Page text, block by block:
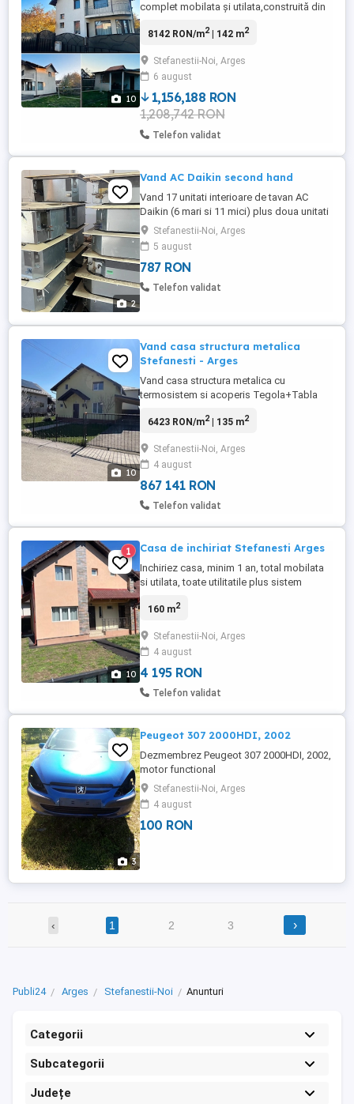
10
complet mobilata și utilata,construită din
exterior. Casa dispune și de mansardă
dispune de următoarele facilități: -
suprafață casă:142 mp; - 3 dormitoare (la
etaj); - living; - bucătărie; - ...
8142 RON/m2| 142 m2
Stefanestii-Noi, Arges
6 august
1,156,188 RON
1,208,742 RON
Telefon validat
2
Vand AC Daikin second hand
Vand 17 unitati interioare de tavan AC
Daikin (6 mari si 11 mici) plus doua unitati
exterioare (una mare si una mica). Toate
provin dintr-un system functional dintr-un
spatiu comercial. Unitatea externa mare
are parti lipsa din partea electrica si se
vinde ca defecta, iar unele unitati
Stefanestii-Noi, Arges
5 august
787 RON
Telefon validat
10
Vand casa structura metalica
Stefanesti - Arges
Vand casa structura metalica cu
termosistem si acoperis Tegola+Tabla
beton cu gresie si balustrada fier forjat.
interior celulare, Usa terasa PVC. Centrala
proprie, calorifere, termostat Wi-Fi parter
si capete termostatate ...
6423 RON/m2| 135 m2
Stefanestii-Noi, Arges
4 august
867 141 RON
Telefon validat
10
1 Casa de inchiriat Stefanesti Arges
Inchiriez casa, minim 1 an, total mobilata
si utilata, toate utilitatile plus sistem
500m pana la LIDL, cartier nou. Curte,
garaj, sistem alarma si CCTV, centrala
termica si AC. Terasa acoperita. Proprietar.
160 m2
Stefanestii-Noi, Arges
4 august
4 195 RON
Telefon validat
3
Peugeot 307 2000HDI, 2002
Dezmembrez Peugeot 307 2000HDI, 2002,
motor functional
Stefanestii-Noi, Arges
4 august
100 RON
‹ 1 2 3 ›
Publi24 Arges Stefanestii-Noi Anunturi
Categorii
Subcategorii
Județe